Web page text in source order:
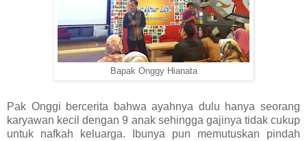
Bapak Onggy Hianata
Pak Onggi bercerita bahwa ayahnya dulu hanya seorang
karyawan kecil dengan 9 anak sehingga gajinya tidak cukup
untuk nafkah keluarga. Ibunya pun memutuskan pindah